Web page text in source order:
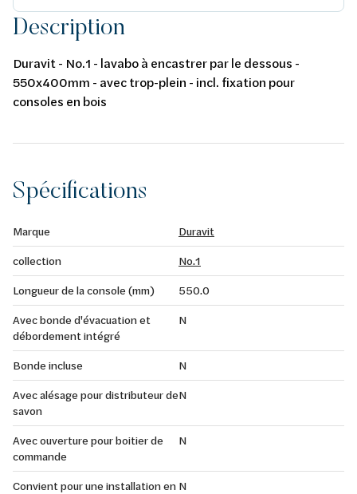
Description
Duravit - No.1 - lavabo à encastrer par le dessous -
550x400mm - avec trop-plein - incl. fixation pour
consoles en bois
Spécifications
Marque
Duravit
collection
No.1
Longueur de la console (mm)
550.0
Avec bonde d'évacuation et
débordement intégré
N
Bonde incluse
N
Avec alésage pour distributeur de
savon
N
Avec ouverture pour boitier de
commande
N
Convient pour une installation en N